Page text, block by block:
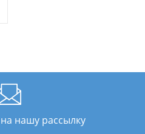
нашу рассылку